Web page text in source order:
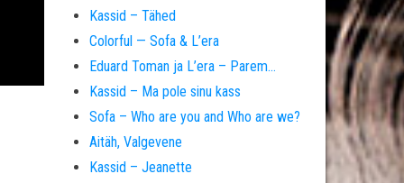
Kassid – Tähed
Colorful — Sofa & L’era
Eduard Toman ja L’era – Parem…
Kassid – Ma pole sinu kass
Sofa – Who are you and Who are we?
Aitäh, Valgevene
Kassid – Jeanette